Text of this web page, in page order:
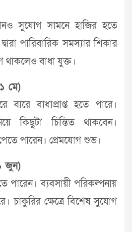
সুযোগ সামনে হাজির হতে
পারিবারিক সমস্যার শিকার
থাকলেও বাধা যুক্ত।
মে)
বারে বাধাপ্রাপ্ত হতে পারে।
কিছুটা চিন্তিত থাকবেন।
পেতে পারেন। প্রেমযোগ শুভ।
জুন)
পারেন। ব্যবসায়ী পরিকল্পনায়
চাকুরির ক্ষেত্রে বিশেষ সুযোগ